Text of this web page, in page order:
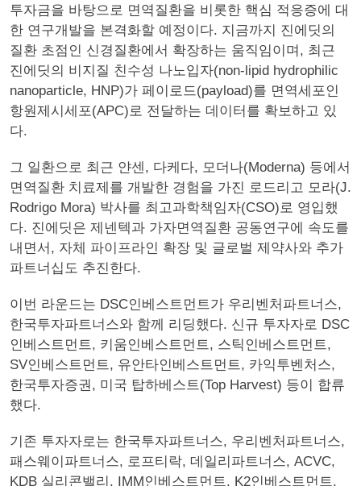
투자금을 바탕으로 면역질환을 비롯한 핵심 적응증에 대
한 연구개발을 본격화할 예정이다. 지금까지 진에딧의
질환 초점인 신경질환에서 확장하는 움직임이며, 최근
진에딧의 비지질 친수성 나노입자(non-lipid hydrophilic
nanoparticle, HNP)가 페이로드(payload)를 면역세포인
항원제시세포(APC)로 전달하는 데이터를 확보하고 있
다.
그 일환으로 최근 얀센, 다케다, 모더나(Moderna) 등에서
면역질환 치료제를 개발한 경험을 가진 로드리고 모라(J.
Rodrigo Mora) 박사를 최고과학책임자(CSO)로 영입했
다. 진에딧은 제넨텍과 가자면역질환 공동연구에 속도를
내면서, 자체 파이프라인 확장 및 글로벌 제약사와 추가
파트너십도 추진한다.
이번 라운드는 DSC인베스트먼트가 우리벤처파트너스,
한국투자파트너스와 함께 리딩했다. 신규 투자자로 DSC
인베스트먼트, 키움인베스트먼트, 스틱인베스트먼트,
SV인베스트먼트, 유안타인베스트먼트, 카익투벤처스,
한국투자증권, 미국 탑하베스트(Top Harvest) 등이 합류
했다.
기존 투자자로는 한국투자파트너스, 우리벤처파트너스,
패스웨이파트너스, 로프티락, 데일리파트너스, ACVC,
KDB 실리콘밸리, IMM인베스트먼트, K2인베스트먼트,